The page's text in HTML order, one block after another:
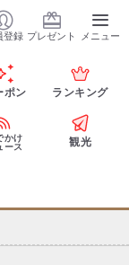
登録 プレゼント メニュー
ポン ランキング
かけ
ース
観光